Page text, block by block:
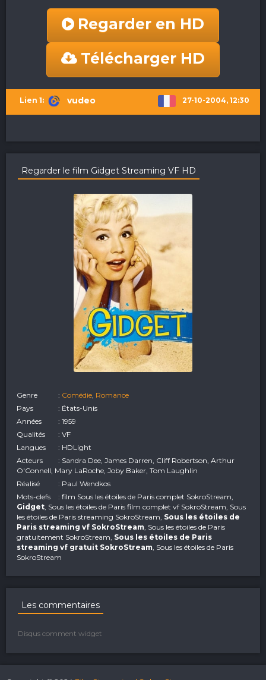
Regarder en HD
Télécharger HD
vudeo 27-10-2004, 12:30
Regarder le film Gidget Streaming VF HD
Genre : Comédie, Romance
Pays
: États-Unis
Années
: 1959
Qualités
: VF
Langues
: HDLight
Acteurs
: Sandra Dee, James Darren, Cliff Robertson, Arthur
O'Connell, Mary LaRoche, Joby Baker, Tom Laughlin
Réalisé
: Paul Wendkos
Mots-clefs
: film Sous les étoiles de Paris complet SokroStream,
Gidget, Sous les étoiles de Paris film complet vf SokroStream, Sous
les étoiles de Paris streaming SokroStream, Sous les étoiles de
Paris streaming vf SokroStream, Sous les étoiles de Paris
gratuitement SokroStream, Sous les étoiles de Paris
streaming vf gratuit SokroStream, Sous les étoiles de Paris
SokroStream
Les commentaires
Disqus comment widget